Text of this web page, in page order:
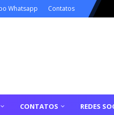
Whatsapp Contatos
CONTATOS REDES